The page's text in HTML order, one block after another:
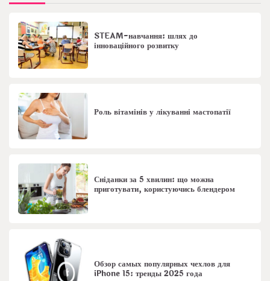
STEAM-навчання: шлях до
інноваційного розвитку
Роль вітамінів у лікуванні мастопатії
Сніданки за 5 хвилин: що можна
приготувати, користуючись блендером
Обзор самых популярных чехлов для
iPhone 15: тренды 2025 года